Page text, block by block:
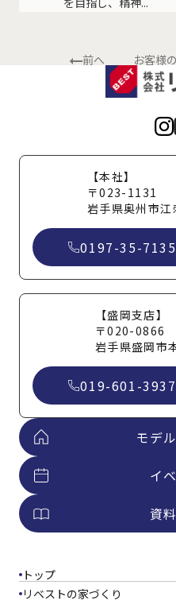
前へ お客様
【本社】
〒023-1131
岩手県奥州市
0197-35-7135
【盛岡支店】
〒020-0866
岩手県盛岡市
019-601-3937
モデ
イ
資
トップ
リベストの家づくり